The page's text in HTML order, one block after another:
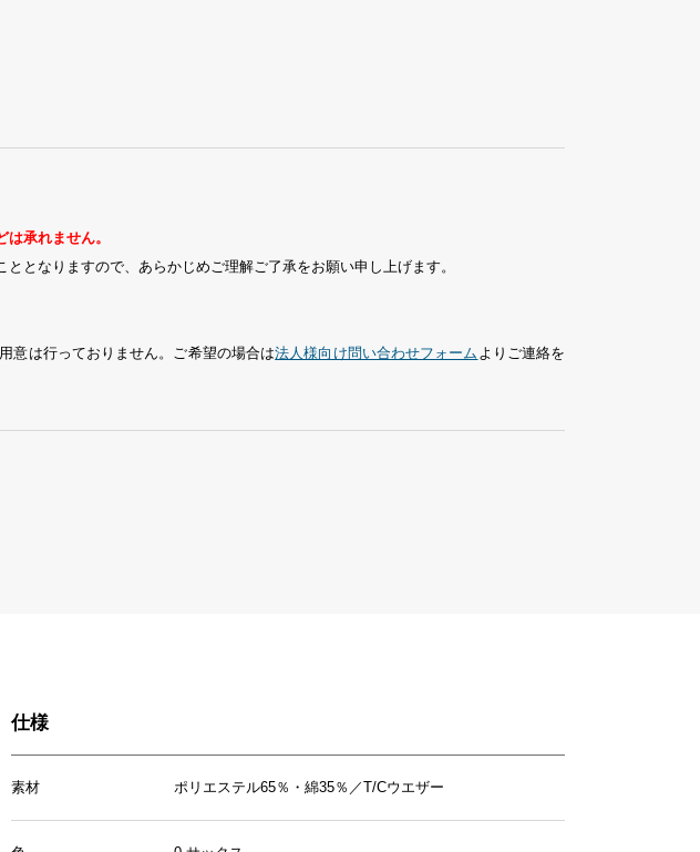
承れません。
となりますので、あらかじめご理解ご了承をお願い申し上げます。
意は行っておりません。ご希望の場合は法人様向け問い合わせフォーム よりご連絡を
仕様
素材 ポリエステル65％・綿35％／T/Cウエザー